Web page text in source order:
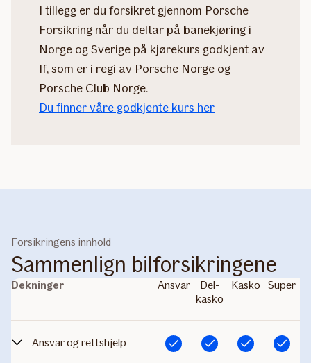
I tillegg er du forsikret gjennom Porsche
Forsikring når du deltar på banekjøring i
Norge og Sverige på kjørekurs godkjent av
If, som er i regi av Porsche Norge og
Porsche Club Norge.
Du finner våre godkjente kurs her
Forsikringens innhold
Sammenlign bilforsikringene
Dekninger Ansvar
Del­
kasko
Kasko Super
Ansvar og rettshjelp Inkludert Inkludert Inkludert Inkludert